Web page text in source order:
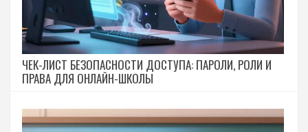
ЧЕК-ЛИСТ БЕЗОПАСНОСТИ ДОСТУПА: ПАРОЛИ, РОЛИ И
ПРАВА ДЛЯ ОНЛАЙН-ШКОЛЫ